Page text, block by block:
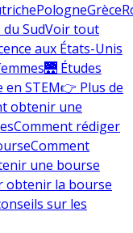
PologneGrèce
SudVoir tout
aux États-Unis
🌉 Études
en STEM👉 Plus de
obtenir une
Comment rédiger
Comment
une bourse
obtenir la bourse
sur les